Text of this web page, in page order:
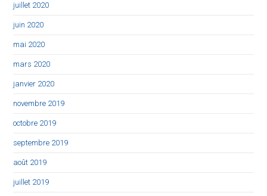
juillet 2020
juin 2020
mai 2020
mars 2020
janvier 2020
novembre 2019
octobre 2019
septembre 2019
août 2019
juillet 2019